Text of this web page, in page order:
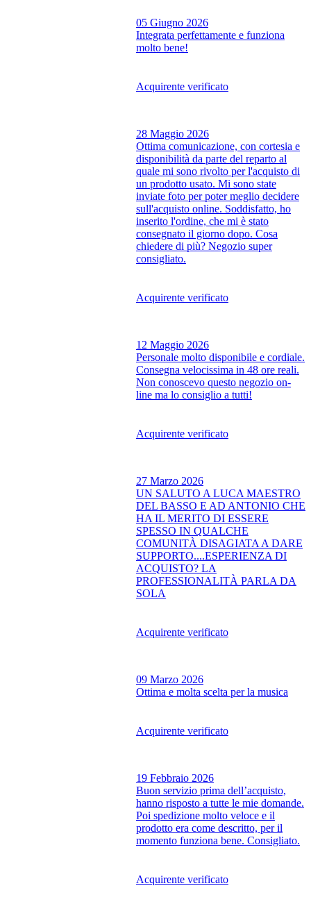
05 Giugno 2026
Integrata perfettamente e funziona
molto bene!
Acquirente verificato
28 Maggio 2026
Ottima comunicazione, con cortesia e
disponibilità da parte del reparto al
quale mi sono rivolto per l'acquisto di
un prodotto usato. Mi sono state
inviate foto per poter meglio decidere
sull'acquisto online. Soddisfatto, ho
inserito l'ordine, che mi è stato
consegnato il giorno dopo. Cosa
chiedere di più? Negozio super
consigliato.
Acquirente verificato
12 Maggio 2026
Personale molto disponibile e cordiale.
Consegna velocissima in 48 ore reali.
Non conoscevo questo negozio on-
line ma lo consiglio a tutti!
Acquirente verificato
27 Marzo 2026
UN SALUTO A LUCA MAESTRO
DEL BASSO E AD ANTONIO CHE
HA IL MERITO DI ESSERE
SPESSO IN QUALCHE
COMUNITÀ DISAGIATA A DARE
SUPPORTO....ESPERIENZA DI
ACQUISTO? LA
PROFESSIONALITÀ PARLA DA
SOLA
Acquirente verificato
09 Marzo 2026
Ottima e molta scelta per la musica
Acquirente verificato
19 Febbraio 2026
Buon servizio prima dell’acquisto,
hanno risposto a tutte le mie domande.
Poi spedizione molto veloce e il
prodotto era come descritto, per il
momento funziona bene. Consigliato.
Acquirente verificato